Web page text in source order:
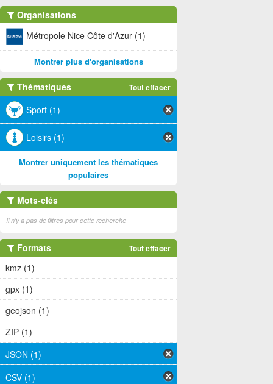
Organisations
Métropole Nice Côte d'Azur (1)
Montrer plus d'organisations
Thématiques Tout effacer
Sport (1)
Loisirs (1)
Montrer uniquement les thématiques
populaires
Mots-clés
Il n'y a pas de filtres pour cette recherche
Formats Tout effacer
kmz (1)
gpx (1)
geojson (1)
ZIP (1)
JSON (1)
CSV (1)